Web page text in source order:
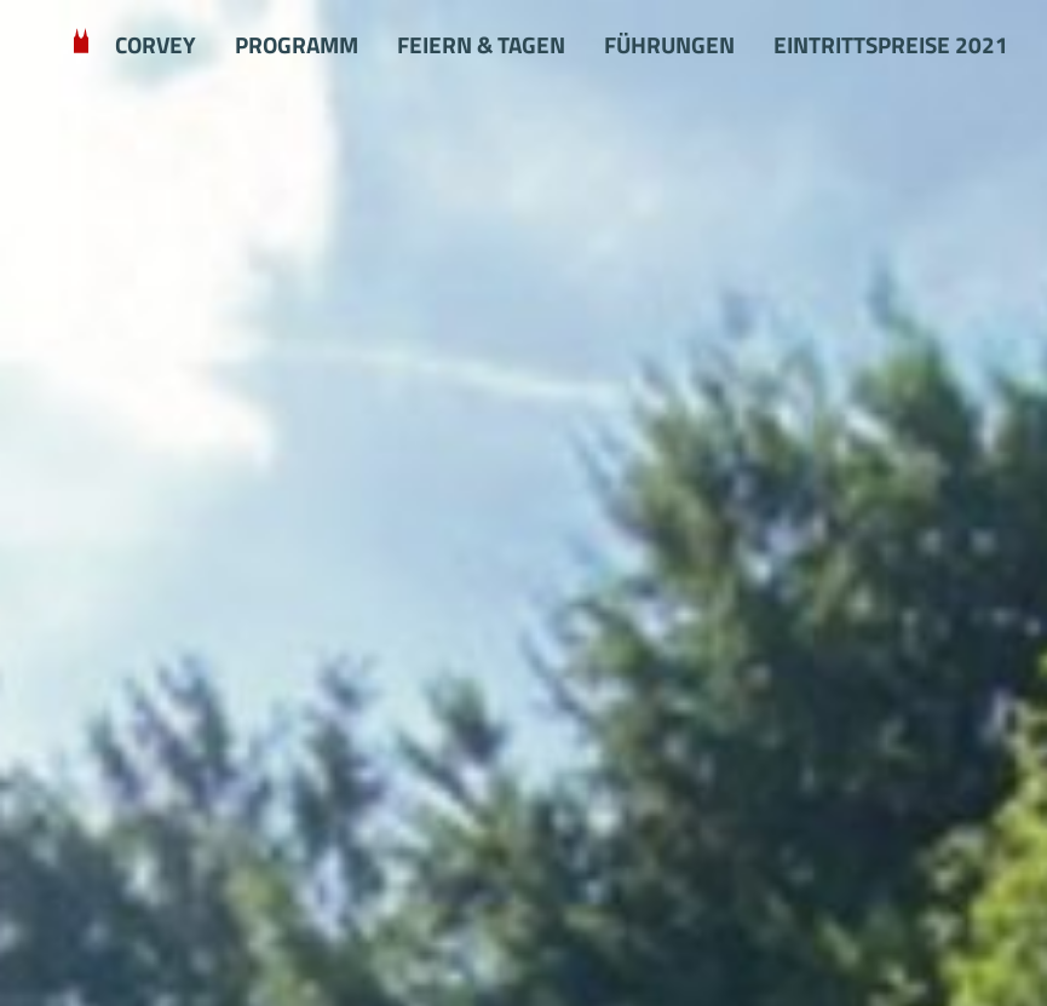
Zum Hauptinhalt springen
CORVEY PROGRAMM FEIERN & TAGEN FÜHRUNGEN EINTRITTSPREISE 2021